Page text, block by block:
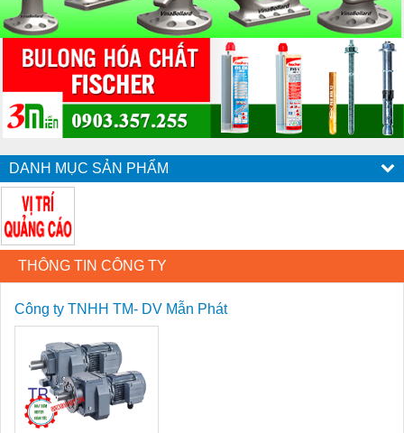
DANH MỤC SẢN PHẨM
THÔNG TIN CÔNG TY
Công ty TNHH TM- DV Mẫn Phát